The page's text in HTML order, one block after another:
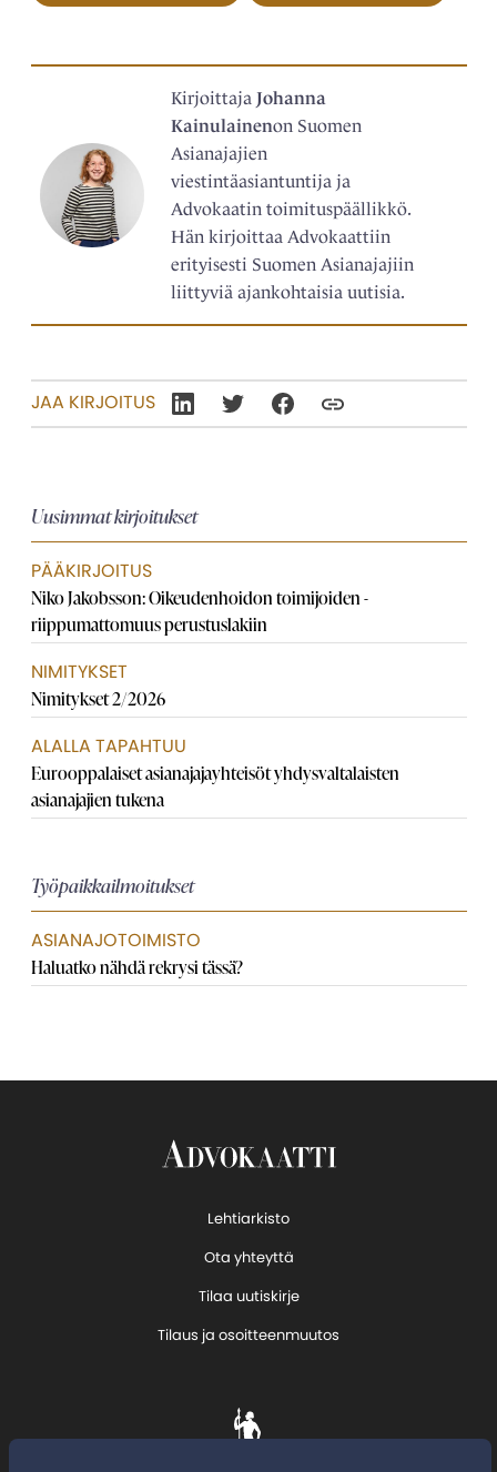
Kirjoittaja Johanna
Kainulainenon Suomen
Asianajajien
viestintäasiantuntija ja
Advokaatin toimituspäällikkö.
Hän kirjoittaa Advokaattiin
erityisesti Suomen Asianajajiin
liittyviä ajankohtaisia uutisia.
JAA KIRJOITUS
Uusimmat kirjoitukset
PÄÄKIRJOITUS
Niko Jakobsson: Oikeudenhoidon toimijoiden ­
riippumattomuus perustuslakiin
NIMITYKSET
Nimitykset 2/2026
ALALLA TAPAHTUU
Eurooppalaiset asianajaja­yhteisöt yhdysvaltalaisten
asianajajien tukena
Työpaikkailmoitukset
ASIANAJOTOIMISTO
Haluatko nähdä rekrysi tässä?
Lehtiarkisto
Ota yhteyttä
Tilaa uutiskirje
Tilaus ja osoitteenmuutos